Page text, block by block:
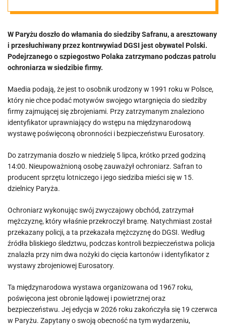
To Polak
W Paryżu doszło do włamania do siedziby Safranu, a aresztowany
i przesłuchiwany przez kontrwywiad DGSI jest obywatel Polski.
Podejrzanego o szpiegostwo Polaka zatrzymano podczas patrolu
ochroniarza w siedzibie firmy.
Maedia podają, że jest to osobnik urodzony w 1991 roku w Polsce,
który nie chce podać motywów swojego wtargnięcia do siedziby
firmy zajmującej się zbrojeniami. Przy zatrzymanym znaleziono
identyfikator uprawniający do wstępu na międzynarodową
wystawę poświęconą obronności i bezpieczeństwu Eurosatory.
Do zatrzymania doszło w niedzielę 5 lipca, krótko przed godziną
14:00. Nieupoważnioną osobę zauważył ochroniarz. Safran to
producent sprzętu lotniczego i jego siedziba mieści się w 15.
dzielnicy Paryża.
Ochroniarz wykonując swój zwyczajowy obchód, zatrzymał
mężczyznę, który właśnie przekroczył bramę. Natychmiast został
przekazany policji, a ta przekazała mężczyznę do DGSI. Według
źródła bliskiego śledztwu, podczas kontroli bezpieczeństwa policja
znalazła przy nim dwa nożyki do cięcia kartonów i identyfikator z
wystawy zbrojeniowej Eurosatory.
Ta międzynarodowa wystawa organizowana od 1967 roku,
poświęcona jest obronie lądowej i powietrznej oraz
bezpieczeństwu. Jej edycja w 2026 roku zakończyła się 19 czerwca
w Paryżu. Zapytany o swoją obecność na tym wydarzeniu,